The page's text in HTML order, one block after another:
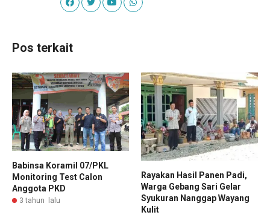
Pos terkait
Babinsa Koramil 07/PKL
Monitoring Test Calon
Anggota PKD
3 tahun lalu
Rayakan Hasil Panen Padi,
Warga Gebang Sari Gelar
Syukuran Nanggap Wayang
Kulit